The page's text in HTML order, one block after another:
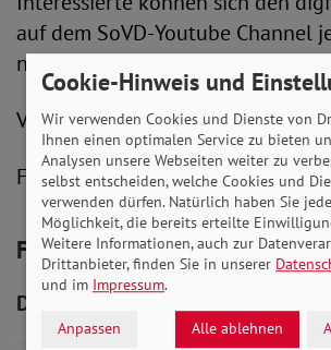
auf dem SoVD-Youtube Channel
nochmals ansehen, klicken Sie
V. i. S. d. P.: Peter-M. Zernechel
Fotos zur freien Verwendung;
Foto zur Pressemitteilung
Downloads zum Artikel
Cookie-Hinweis und
Wir verwenden Cookies und Dienste von
Ihnen einen optimalen Service zu bieten
Analysen unsere Webseiten weiter zu
selbst entscheiden, welche Cookies und
verwenden dürfen. Natürlich haben Sie
Möglichkeit, die bereits erteilte
Weitere Informationen, auch zur
Drittanbieter, finden Sie in unserer
und im Impressum.
Anpassen Alle ablehnen